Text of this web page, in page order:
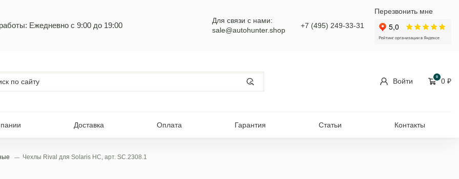
Ежедневно с 9:00 до 19:00
Для связи с нами:
sale@autohunter.shop
+7 (495) 249-33-31
Перезвонить мне
Войти
0
0 ₽
Доставка Оплата Гарантия Статьи Контакты
Чехлы Rival для Solaris HC, арт. SC.2308.1